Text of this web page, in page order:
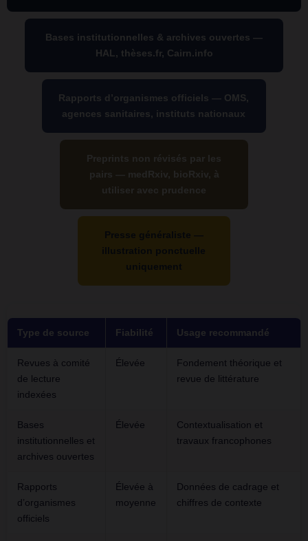
Bases institutionnelles & archives ouvertes —
HAL, thèses.fr, Cairn.info
Rapports d’organismes officiels — OMS,
agences sanitaires, instituts nationaux
Preprints non révisés par les
pairs — medRxiv, bioRxiv, à
utiliser avec prudence
Presse généraliste —
illustration ponctuelle
uniquement
Type de source Fiabilité Usage recommandé
Revues à comité
de lecture
indexées
Élevée
Fondement théorique et
revue de littérature
Bases
institutionnelles et
archives ouvertes
Élevée
Contextualisation et
travaux francophones
Rapports
d’organismes
officiels
Élevée à
moyenne
Données de cadrage et
chiffres de contexte